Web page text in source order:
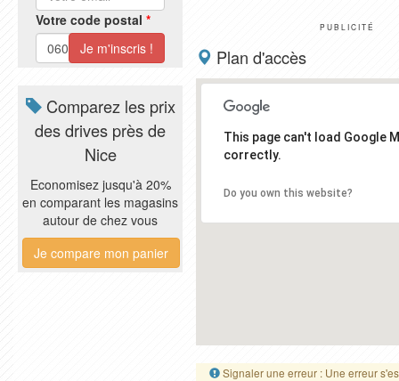
Votre code postal *
Comparez les prix
des drives près de
Nice
Economisez jusqu'à 20%
en comparant les magasins
autour de chez vous
Je compare mon panier
PUBLICITÉ
Plan d'accès
This page can't load Google
correctly.
Do you own this website?
Signaler une erreur : Une erreur